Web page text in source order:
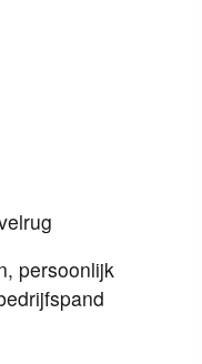
persoonlijk